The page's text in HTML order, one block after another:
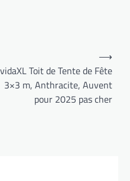
vidaXL Toit de Tente de Fête
3×3 m, Anthracite, Auvent
pour 2025 pas cher
⟶